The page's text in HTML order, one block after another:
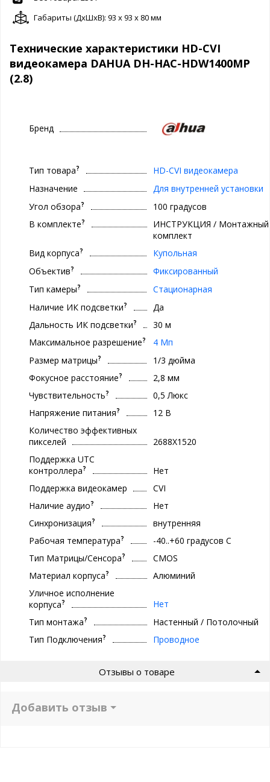
Габариты (ДxШxВ): 93 x 93 x 80 мм
Технические характеристики HD-CVI
видеокамера DAHUA DH-HAC-HDW1400MP
(2.8)
Бренд
Тип товара?
HD-CVI видеокамера
Назначение
Для внутренней установки
Угол обзора?
100 градусов
В комплекте?
ИНСТРУКЦИЯ / Монтажный
комплект
Вид корпуса?
Купольная
Объектив?
Фиксированный
Тип камеры?
Стационарная
Наличие ИК подсветки?
Да
Дальность ИК подсветки?
30 м
Максимальное разрешение?
4 Мп
Размер матрицы?
1/3 дюйма
Фокусное расстояние?
2,8 мм
Чувствительность?
0,5 Люкс
Напряжение питания?
12 В
Количество эффективных
пикселей
2688Х1520
Поддержка UTC
контроллера?
Нет
Поддержка видеокамер
CVI
Наличие аудио?
Нет
Синхронизация?
внутренняя
Рабочая температура?
-40..+60 градуcов С
Тип Матрицы/Сенсора?
CMOS
Материал корпуса?
Алюминий
Уличное исполнение
корпуса?
Нет
Тип монтажа?
Настенный / Потолочный
Тип Подключения? Проводное
Отзывы о товаре
Добавить отзыв